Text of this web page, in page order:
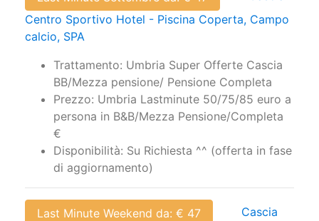
Centro Sportivo Hotel - Piscina Coperta, Campo
calcio, SPA
Trattamento: Umbria Super Offerte Cascia
BB/Mezza pensione/ Pensione Completa
Prezzo: Umbria Lastminute 50/75/85 euro a
persona in B&B/Mezza Pensione/Completa
€
Disponibilità: Su Richiesta ^^ (offerta in fase
di aggiornamento)
Last Minute Weekend da: € 47
Cascia